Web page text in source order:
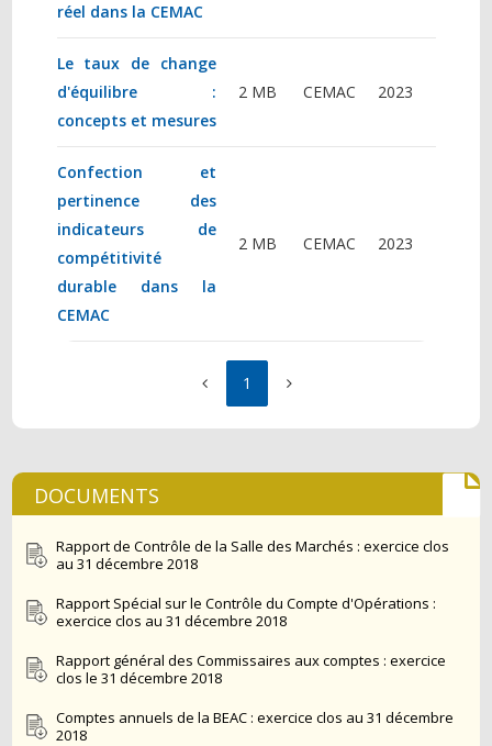
réel dans la CEMAC
Le taux de change
d'équilibre :
concepts et mesures
2 MB CEMAC 2023
Confection et
pertinence des
indicateurs de
compétitivité
durable dans la
CEMAC
2 MB CEMAC 2023
1
DOCUMENTS
Rapport de Contrôle de la Salle des Marchés : exercice clos
au 31 décembre 2018
Rapport Spécial sur le Contrôle du Compte d'Opérations :
exercice clos au 31 décembre 2018
Rapport général des Commissaires aux comptes : exercice
clos le 31 décembre 2018
Comptes annuels de la BEAC : exercice clos au 31 décembre
2018